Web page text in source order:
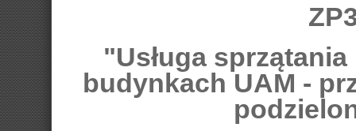
"Usługa
budynkach UAM -